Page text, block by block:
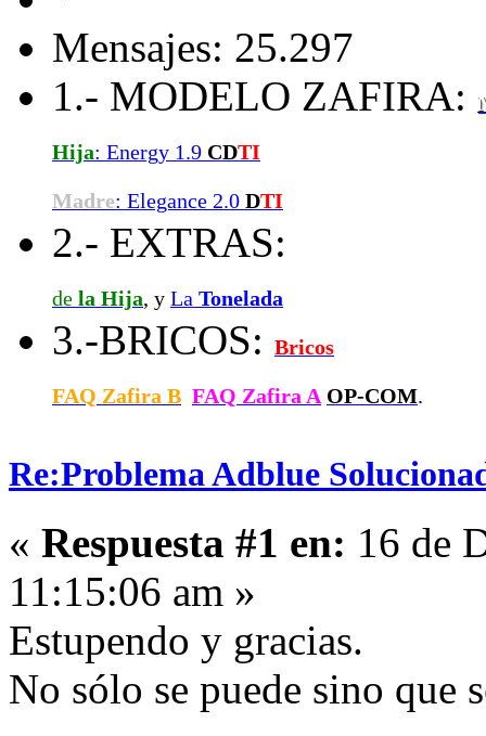
Mensajes: 25.297
1.- MODELO ZAFIRA:
Hija: Energy 1.9 CDTI
Madre: Elegance 2.0 DTI
2.- EXTRAS:
de la Hija, y La Tonelada
3.-BRICOS: Bricos
FAQ Zafira B FAQ Zafira A OP-COM.
Re:Problema Adblue
« Respuesta #1 en: 16 de
11:15:06 am »
Estupendo y gracias.
No sólo se puede sino que